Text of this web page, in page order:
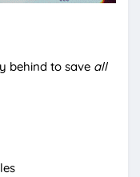
behind to save all